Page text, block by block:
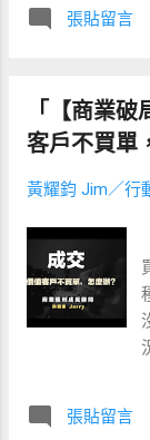
張貼留言
「【商業
客戶不買單
黃耀鈞 Jim／行
張貼留言